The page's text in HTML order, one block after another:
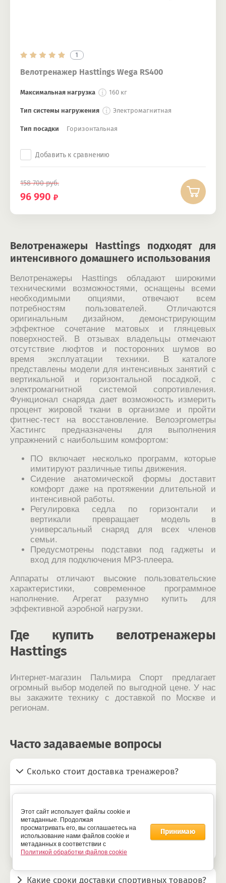
1
Велотренажер Hasttings Wega RS400
Максимальная нагрузка 160 кг
Тип системы нагружения Электромагнитная
Тип посадки Горизонтальная
Добавить к сравнению
158 700руб.
96 990
Велотренажеры Hasttings подходят для
интенсивного домашнего использования
Велотренажеры Hasttings обладают широкими
техническими возможностями, оснащены всеми
необходимыми опциями, отвечают всем
потребностям пользователей. Отличаются
оригинальным дизайном, демонстрирующим
эффектное сочетание матовых и глянцевых
поверхностей. В отзывах владельцы отмечают
отсутствие люфтов и посторонних шумов во
время эксплуатации техники. В каталоге
представлены модели для интенсивных занятий с
вертикальной и горизонтальной посадкой, с
электромагнитной системой сопротивления.
Функционал снаряда дает возможность измерить
процент жировой ткани в организме и пройти
фитнес-тест на восстановление. Велоэргометры
Хастингс предназначены для выполнения
упражнений с наибольшим комфортом:
ПО включает несколько программ, которые
имитируют различные типы движения.
Сидение анатомической формы доставит
комфорт даже на протяжении длительной и
интенсивной работы.
Регулировка седла по горизонтали и
вертикали превращает модель в
универсальный снаряд для всех членов
семьи.
Предусмотрены подставки под гаджеты и
вход для подключения МР3-плеера.
Аппараты отличают высокие пользовательские
характеристики, современное программное
наполнение. Агрегат разумно купить для
эффективной аэробной нагрузки.
Где купить велотренажеры
Hasttings
Интернет-магазин Пальмира Спорт предлагает
огромный выбор моделей по выгодной цене. У нас
вы закажите технику с доставкой по Москве и
регионам.
Часто задаваемые вопросы
Сколько стоит доставка тренажеров?
Все зависит от вашего местонахождения. У нас
будет от 20 000 рублей в Москве, от 35 000 в МО
и от 50 000 рублей по РФ. В других случаях цена
доставки рассчитывается по тарифам
транспортной компании.
Какие сроки доставки спортивных товаров?
Этот сайт использует файлы cookie и
метаданные. Продолжая
просматривать его, вы соглашаетесь на
использование нами файлов cookie и
метаданных в соответствии с
Политикой обработки файлов cookie
Принимаю